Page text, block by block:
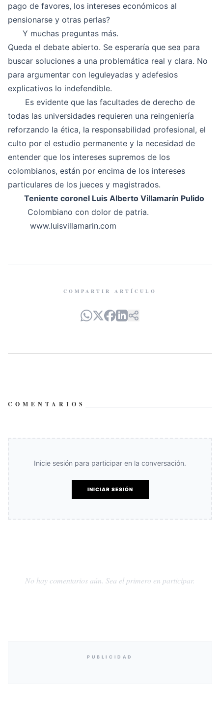
pago de favores, los intereses económicos al
pensionarse y otras perlas?
Y muchas preguntas más.
Queda el debate abierto. Se esperaría que sea para
buscar soluciones a una problemática real y clara. No
para argumentar con leguleyadas y adefesios
explicativos lo indefendible.
Es evidente que las facultades de derecho de
todas las universidades requieren una reingeniería
reforzando la ética, la responsabilidad profesional, el
culto por el estudio permanente y la necesidad de
entender que los intereses supremos de los
colombianos, están por encima de los intereses
particulares de los jueces y magistrados.
Teniente coronel Luis Alberto Villamarín Pulido
Colombiano con dolor de patria.
www.luisvillamarin.com
COMPARTIR ARTÍCULO
COMENTARIOS
Inicie sesión para participar en la conversación.
INICIAR SESIÓN
No hay comentarios aún. Sea el primero en participar.
PUBLICIDAD